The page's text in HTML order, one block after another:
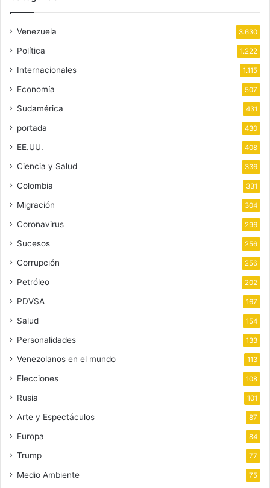
Venezuela 3.630
Política 1.222
Internacionales 1.115
Economía 507
Sudamérica 431
portada 430
EE.UU. 408
Ciencia y Salud 336
Colombia 331
Migración 304
Coronavirus 296
Sucesos 256
Corrupción 256
Petróleo 202
PDVSA 167
Salud 154
Personalidades 133
Venezolanos en el mundo 113
Elecciones 108
Rusia 101
Arte y Espectáculos 87
Europa 84
Trump 77
Medio Ambiente 75